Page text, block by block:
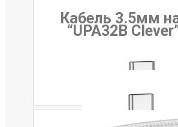
Кабель 3.5мм
“UPA32B